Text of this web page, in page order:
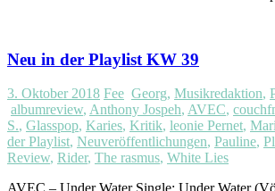
Neu in der Playlist KW 39
3. Oktober 2018 Fee Georg, Musikredaktion,
albumreview, Anthony Jospeh, AVEC,
S., Glasspop, Karies, Kritik, leonie Pernet,
der Playlist, Neuveröffentlichungen, Pauline,
Review, Rider, The rasmus, White Lies